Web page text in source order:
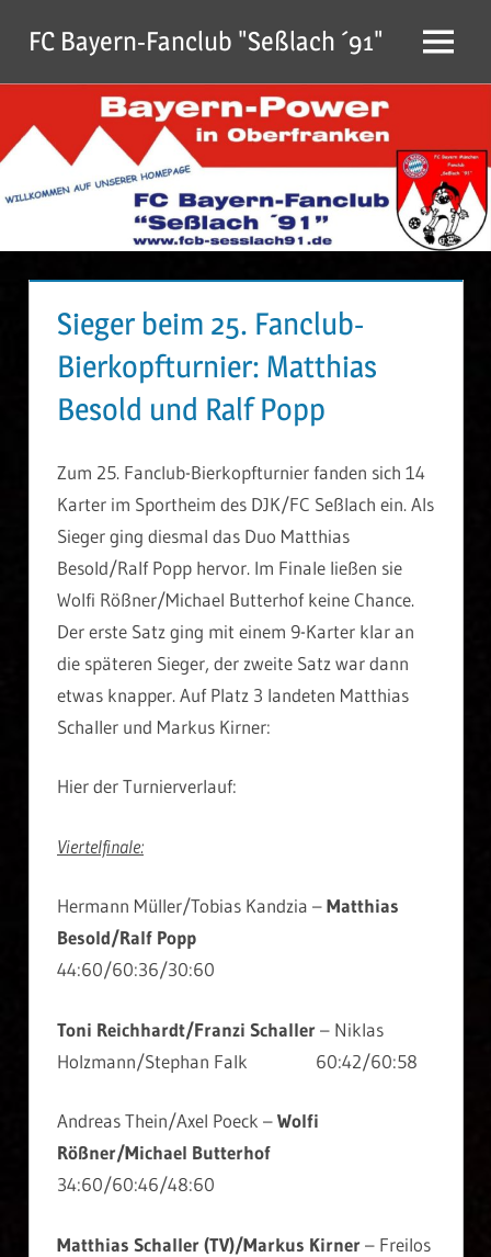
Inhalt
springen
FC Bayern-Fanclub "Seßlach ´91" Menu
Sieger beim 25. Fanclub-
Bierkopfturnier: Matthias
Besold und Ralf Popp
Zum 25. Fanclub-Bierkopfturnier fanden sich 14
Karter im Sportheim des DJK/FC Seßlach ein. Als
Sieger ging diesmal das Duo Matthias
Besold/Ralf Popp hervor. Im Finale ließen sie
Wolfi Rößner/Michael Butterhof keine Chance.
Der erste Satz ging mit einem 9-Karter klar an
die späteren Sieger, der zweite Satz war dann
etwas knapper. Auf Platz 3 landeten Matthias
Schaller und Markus Kirner:
Hier der Turnierverlauf:
Viertelfinale:
Hermann Müller/Tobias Kandzia –Matthias
Besold/Ralf Popp
44:60/60:36/30:60
Toni Reichhardt/Franzi Schaller– Niklas
Holzmann/Stephan Falk 60:42/60:58
Andreas Thein/Axel Poeck –Wolfi
Rößner/Michael Butterhof
34:60/60:46/48:60
Matthias Schaller (TV)/Markus Kirner– Freilos